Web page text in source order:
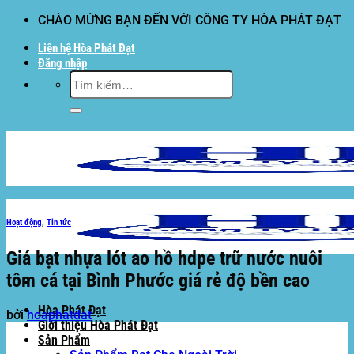
dung
CHÀO MỪNG BẠN ĐẾN VỚI CÔNG TY HÒA PHÁT ĐẠT
Liên hệ Hòa Phát Đạt
Đăng nhập
Tìm
kiếm:
Hòa Phát Đạt
Giới thiệu Hòa Phát Đạt
Sản Phẩm
Hoạt động, Tin tức
Giá bạt nhựa lót ao hồ hdpe trữ nước nuôi
tôm cá tại Bình Phước giá rẻ độ bền cao
bởihoaphatdat